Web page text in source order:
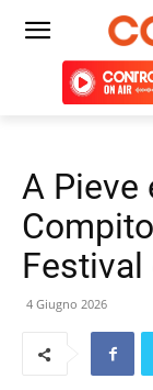
A Pieve
4 Giugno 2026